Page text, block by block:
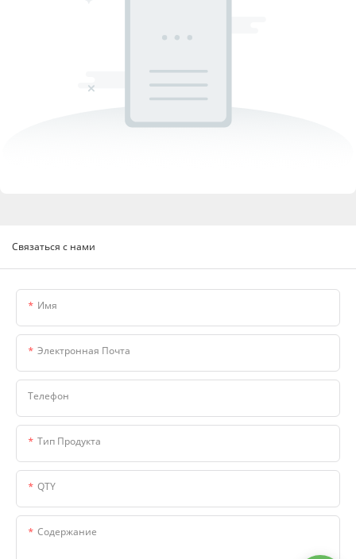
Связаться с нами
Имя
Электронная Почта
Телефон
Тип Продукта
QTY
Содержание